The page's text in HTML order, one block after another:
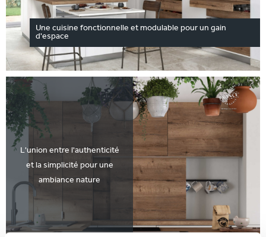
Une cuisine fonctionnelle et modulable pour un gain
d'espace
L'union entre l'authenticité
et la simplicité pour une
ambiance nature